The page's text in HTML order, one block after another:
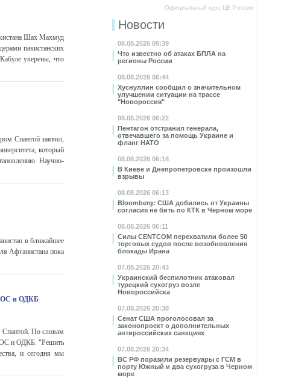
Официальный курс ЦБ России
Новости
08.08.2026 09:39
Что известно об атаках БПЛА на
регионы России
08.08.2026 06:44
Хуснуллин сообщил о значительном
улучшении ситуации на трассе
"Новороссия"
08.08.2026 06:22
Пентагон отстранил генерала,
отвечавшего за помощь Украине и
фланг НАТО
08.08.2026 06:18
В Киеве и Днепропетровске произошли
взрывы
08.08.2026 06:13
Bloomberg: США добились от Украины
согласия не бить по КТК в Черном море
08.08.2026 06:11
Силы CENTCOM перехватили более 50
торговых судов после возобновления
блокады Ирана
07.08.2026 20:43
Украинский беспилотник атаковал
турецкий сухогруз возле
Новороссийска
07.08.2026 20:38
Сенат США проголосовал за
законопроект о дополнительных
антироссийских санкциях
07.08.2026 20:34
ВС РФ поразили резервуары с ГСМ в
порту Южный и два сухогруза в Черном
море
Шах Махмуд
пакистанских
уверены, что
Спантой заявил,
который
Научно-
в ближайшее
Афганистана пока
ШОС и ОДКБ
По словам
и ОДКБ. "Решить
и сегодня мы